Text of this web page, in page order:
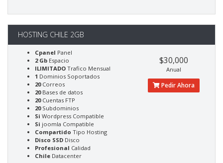
HOSTING CHILE 2GB
Cpanel Panel
2 Gb Espacio
ILIMITADO Trafico Mensual
1 Dominios Soportados
20Correos
20Bases de datos
20Cuentas FTP
20Subdominios
Si Wordpress Compatible
Si joomla Compatible
Compartido Tipo Hosting
Disco SSD Disco
Profesional Calidad
Chile Datacenter
$30,000
Anual
Pedir Ahora